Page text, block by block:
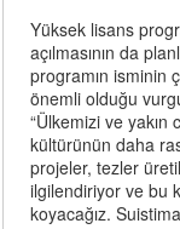
Yüksek lisans
açılmasının da
programın isminin
önemli olduğu
“Ülkemizi ve yakın
kültürünün daha
projeler, tezler
ilgilendiriyor ve bu
koyacağız.